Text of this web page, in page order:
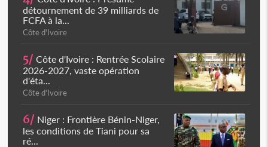
détournement de 39 milliards de
FCFA à la...
Côte d'Ivoire
5/ Côte d'Ivoire : Rentrée Scolaire
2026-2027, vaste opération
d'éta...
Côte d'Ivoire
6/ Niger : Frontière Bénin-Niger,
les conditions de Tiani pour sa
ré...